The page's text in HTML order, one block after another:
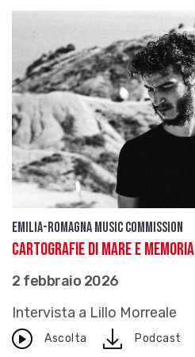
Emilia-Romagna Music Commission
Cartografie di mare e memoria
2 febbraio 2026
Intervista a Lillo Morreale
Ascolta downloadPodcast